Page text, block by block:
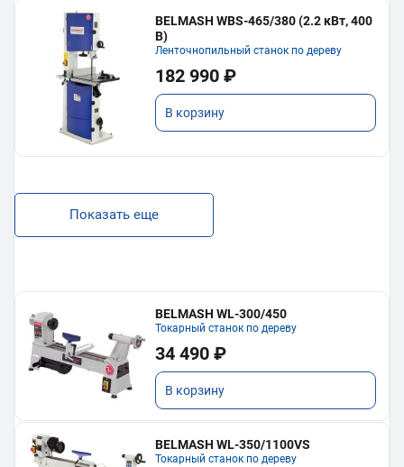
BELMASH WBS-465/380 (2.2 кВт, 400
В)
Ленточнопильный станок по дереву
182 990 ₽
В корзину
Показать еще
BELMASH WL-300/450
Токарный станок по дереву
34 490 ₽
В корзину
BELMASH WL-350/1100VS
Токарный станок по дереву